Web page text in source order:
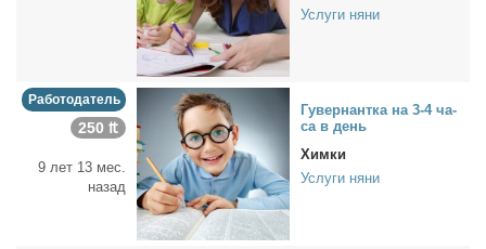
Услуги няни
Работодатель
250 ₶
9 лет 13 мес.
назад
Гу­вер­нант­ка на 3-4 ча­
са в день
Химки
Услуги няни